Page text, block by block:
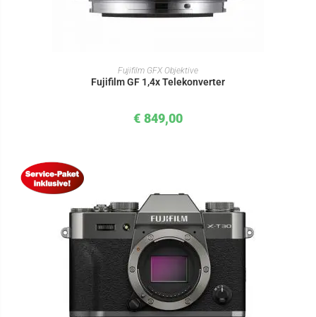
IN DEN WARENKORB
Fujifilm GFX Objektive
Fujifilm GF 1,4x Telekonverter
€ 849,00